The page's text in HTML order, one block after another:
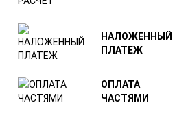
НАЛОЖЕННЫЙ
ПЛАТЕЖ
ОПЛАТА
ЧАСТЯМИ